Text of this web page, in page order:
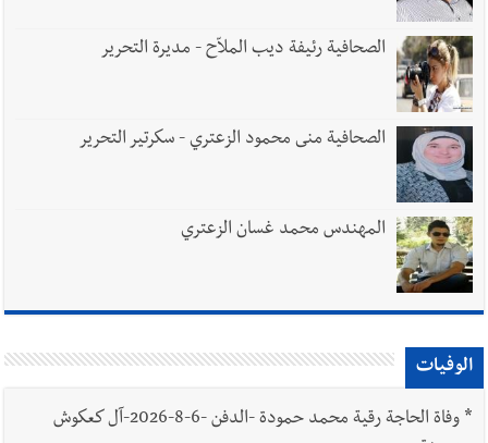
الصحافية رئيفة ديب الملاّح - مديرة التحرير
الصحافية منى محمود الزعتري - سكرتير التحرير
المهندس محمد غسان الزعتري
الوفيات
*
وفاة الحاجة رقية محمد حمودة -الدفن -6-8-2026-آل كعكوش